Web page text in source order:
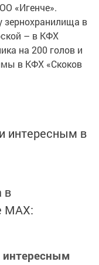
«Игенче».
зернохранилища в
– в КФХ
на 200 голов и
в КФХ «Скоков
интересным в
в
MАХ: